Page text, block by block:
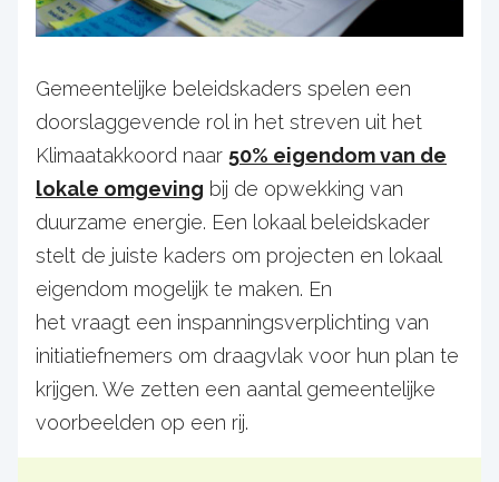
Gemeentelijke beleidskaders spelen een
doorslaggevende rol in het streven uit het
Klimaatakkoord naar 50% eigendom van de
lokale omgeving bij de opwekking van
duurzame energie. Een lokaal beleidskader
stelt de juiste kaders om projecten en lokaal
eigendom mogelijk te maken. En
het vraagt een inspanningsverplichting van
initiatiefnemers om draagvlak voor hun plan te
krijgen. We zetten een aantal gemeentelijke
voorbeelden op een rij.